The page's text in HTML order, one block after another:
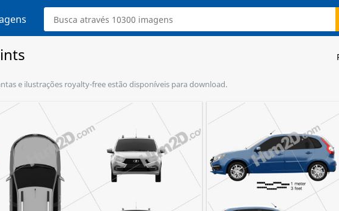
e ilustrações royalty-free estão disponíveis para download.